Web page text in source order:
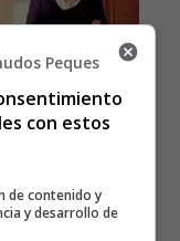
Peques
con estos
de contenido y
y desarrollo de